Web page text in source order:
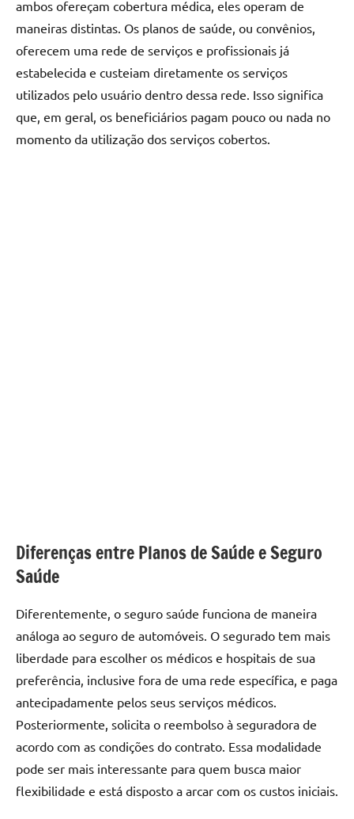
ambos ofereçam cobertura médica, eles operam de
maneiras distintas. Os planos de saúde, ou convênios,
oferecem uma rede de serviços e profissionais já
estabelecida e custeiam diretamente os serviços
utilizados pelo usuário dentro dessa rede. Isso significa
que, em geral, os beneficiários pagam pouco ou nada no
momento da utilização dos serviços cobertos.
Diferenças entre Planos de Saúde e Seguro
Saúde
Diferentemente, o seguro saúde funciona de maneira
análoga ao seguro de automóveis. O segurado tem mais
liberdade para escolher os médicos e hospitais de sua
preferência, inclusive fora de uma rede específica, e paga
antecipadamente pelos seus serviços médicos.
Posteriormente, solicita o reembolso à seguradora de
acordo com as condições do contrato. Essa modalidade
pode ser mais interessante para quem busca maior
flexibilidade e está disposto a arcar com os custos iniciais.